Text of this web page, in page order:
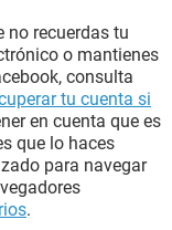
no recuerdas tu
o mantienes
consulta
tu cuenta si
en cuenta que es
que lo haces
para navegar
.